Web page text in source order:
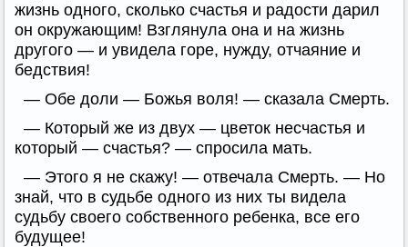
жизнь одного, сколько счастья и радости дарил
он окружающим! Взглянула она и на жизнь
другого — и увидела горе, нужду, отчаяние и
бедствия!
— Обе доли — Божья воля! — сказала Смерть.
— Который же из двух — цветок несчастья и
который — счастья? — спросила мать.
— Этого я не скажу! — отвечала Смерть. — Но
знай, что в судьбе одного из них ты видела
судьбу своего собственного ребенка, все его
будущее!